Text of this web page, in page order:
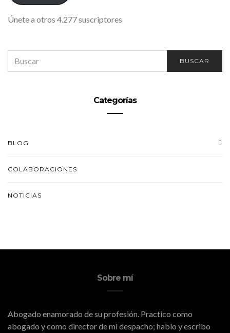
Únete a otros 4.277 suscriptores
FOR:
BUSCAR
Categorías
BLOG
COLABORACIONES
NOTICIAS
Sobre mí
Abogado enamorado de su profesión. Practico como
abogado y como director de mi despacho; hablo y escribo